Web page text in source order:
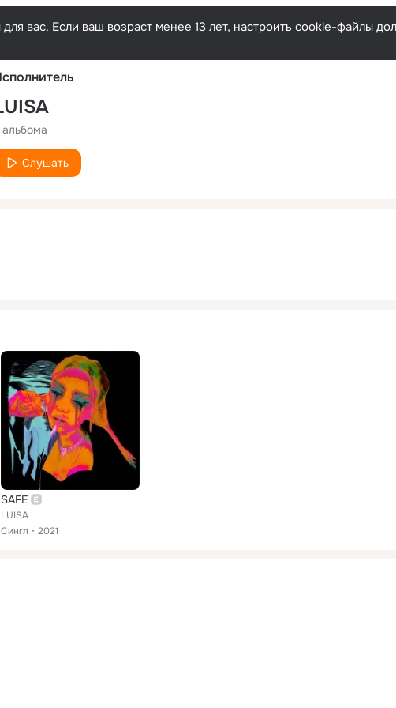
Русский
вас. Если ваш возраст менее 13 лет, настроить cookie-файлы
альбома
Слушать
SAFE
LUISA
Сингл
2021